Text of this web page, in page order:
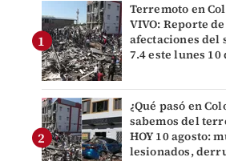
Terremoto en
VIVO: Reporte
afectaciones del
7.4 este lunes 10
¿Qué pasó en
sabemos del
HOY 10 agosto:
lesionados,